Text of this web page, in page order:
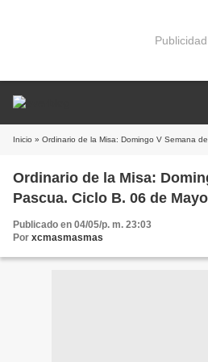
Publicidad
Inicio » Ordinario de la Misa: Domingo V Semana
Ordinario de la Misa:
Pascua. Ciclo B. 06 de
Publicado en 04/05/p. m. 23:03
Por xcmasmasmas